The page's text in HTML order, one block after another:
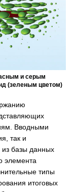
и серым
(зеленым цветом)
Вводными
так и
базы данных
элемента
типы
итоговых